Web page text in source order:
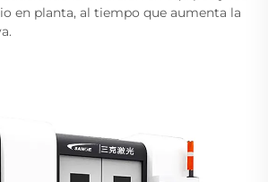
en planta, al tiempo que aumenta la